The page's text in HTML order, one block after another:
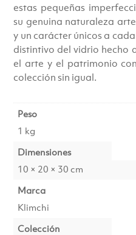
estas pequeñas
su genuina naturaleza
y un carácter únicos a
distintivo del vidrio hecho
el arte y el patrimonio
colección sin igual.
Peso
1 kg
Dimensiones
10 × 20 × 30 cm
Marca
Klimchi
Colección